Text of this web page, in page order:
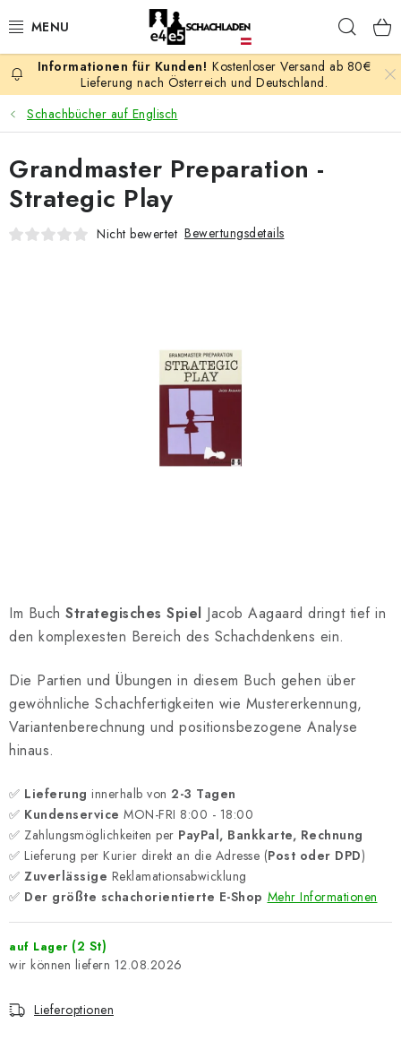
Inhalt
AKTION
SCHACHSPIELE
SCHACHFIGUREN
SCHACHBRETTER
SCHACH-ANTIQUITÄTENLADEN
Kontakt FAQ Über uns
Schachblog
Geschäftsbedingungen
Kostenloser Versand ab 80€
Lieferung nach Österreich und Deutschland.
Schachbücher auf Englisch
Im Buch Strategisches Spiel Jacob Aagaard dringt tief in
den komplexesten Bereich des Schachdenkens ein.
Die Partien und Übungen in diesem Buch gehen über
gewöhnliche Schachfertigkeiten wie Mustererkennung,
Variantenberechnung und positionsbezogene Analyse
hinaus.
✅ Lieferung innerhalb von 2-3 Tagen
✅ Kundenservice MON-FRI 8:00 - 18:00
✅ Zahlungsmöglichkeiten per PayPal, Bankkarte, Rechnung
✅ Lieferung per Kurier direkt an die Adresse (Post oder DPD)
✅ Zuverlässige Reklamationsabwicklung
✅ Der größte schachorientierte E-Shop Mehr Informationen
auf Lager (2 St)
12.08.2026
Lieferoptionen
Grandmaster Preparation -
Strategic Play
Nicht bewertet Bewertungsdetails